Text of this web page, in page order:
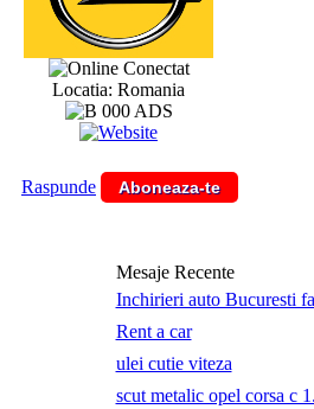
Conectat
Locatia: Romania
Raspunde Aboneaza-te
Mesaje Recente
Inchirieri auto Bucuresti
Rent a car
ulei cutie viteza
scut metalic opel corsa c